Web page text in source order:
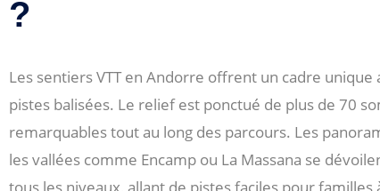
?
Les sentiers VTT en Andorre offrent un cadre
pistes balisées. Le relief est ponctué de plus de 70
remarquables tout au long des parcours. Les
les vallées comme Encamp ou La Massana se